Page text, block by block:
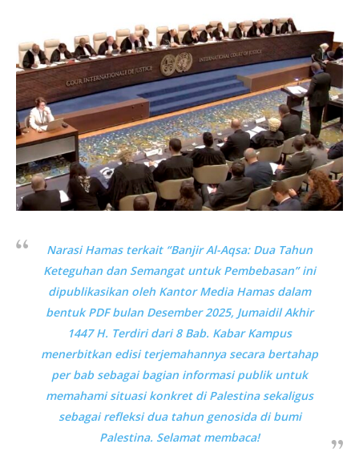
Narasi Hamas terkait “Banjir Al-Aqsa: Dua Tahun
Keteguhan dan Semangat untuk Pembebasan” ini
dipublikasikan oleh Kantor Media Hamas dalam
bentuk PDF bulan Desember 2025, Jumaidil Akhir
1447 H. Terdiri dari 8 Bab. Kabar Kampus
menerbitkan edisi terjemahannya secara bertahap
per bab sebagai bagian informasi publik untuk
memahami situasi konkret di Palestina sekaligus
sebagai refleksi dua tahun genosida di bumi
Palestina. Selamat membaca!